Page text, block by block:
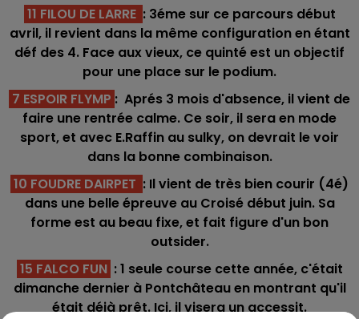
11 FILOU DE LARRE : 3éme sur ce parcours début
avril, il revient dans la même configuration en étant
déf des 4. Face aux vieux, ce quinté est un objectif
pour une place sur le podium.
7 ESPOIR FLYMP : Aprés 3 mois d'absence, il vient de
faire une rentrée calme. Ce soir, il sera en mode
sport, et avec E.Raffin au sulky, on devrait le voir
dans la bonne combinaison.
10 FOUDRE DAIRPET : Il vient de très bien courir (4é)
dans une belle épreuve au Croisé début juin. Sa
forme est au beau fixe, et fait figure d'un bon
outsider.
15 FALCO FUN : 1 seule course cette année, c'était
dimanche dernier à Pontchâteau en montrant qu'il
était déjà prêt. Ici, il visera un accessit.